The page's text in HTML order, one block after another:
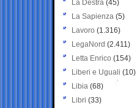
La Destra (45)
La Sapienza (5)
Lavoro (1.316)
LegaNord (2.411)
Letta Enrico (154)
Liberi e Uguali (10)
Libia (68)
Libri (33)